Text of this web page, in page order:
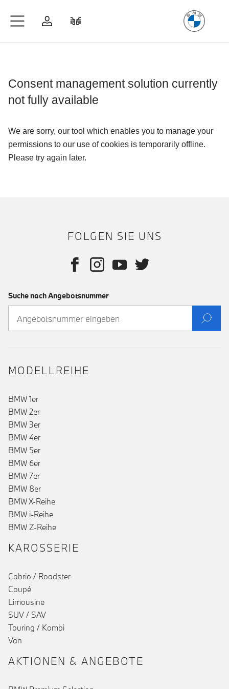
Anmelden
FOLGEN SIE UNS
Suche nach Angebotsnummer
MODELLREIHE
BMW 1er
BMW 2er
BMW 3er
BMW 4er
BMW 5er
BMW 6er
BMW 7er
BMW 8er
BMW X-Reihe
BMW i-Reihe
BMW Z-Reihe
KAROSSERIE
Cabrio / Roadster
Coupé
Limousine
SUV / SAV
Touring / Kombi
Van
AKTIONEN & ANGEBOTE